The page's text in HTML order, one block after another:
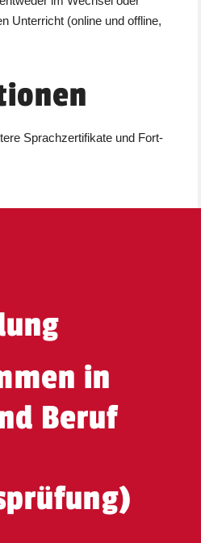
Unterricht (online und offline,
Sprachzertifikate und Fort-
in
Beruf